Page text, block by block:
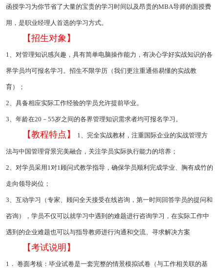
函授学习为你节省了大量的宝贵的学习时间以及昂贵的MBA导师的面授费
用，是职业经理人首选的学习方式。
【招生对象】
1、对管理知识感兴趣，具有简单电脑操作能力，有决心学好实战知识的各
界学员均可报名学习。招生不限学历（我们更注重通俗易懂的实战教
育）；
2、具备相应实际工作经验的学员允许提前毕业。
3、年龄在20－55岁之间的各界管理知识需求者均可报名学习。
【教程特点】 1、完全实战教材，注重国际企业的实战管理方
法与中国管理背景完美融合，关注学员实际执行能力的培养；
2、对学员采用1对1顾问式教学指导，确保学员顺利完成学业、胸有成竹的
走向领导岗位；
3、互动学习（专家、顾问全天接受在线咨询，第一时间回答学员的提问和
咨询），学员不仅可以就学习中遇到的难题进行咨询学习，在实际工作中
遇到的企业难题也可以与指导教师进行沟通和交流、寻求解决方案
【考试说明】
1． 卷面考核：毕业试卷是一套完整的情景模拟试卷（与工作相关联的基